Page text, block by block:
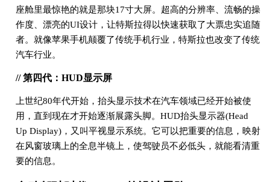
座舱里最惊艳的就是那块17寸大屏。超高的分辨率、流畅的操
作度、漂亮的UI设计，让特斯拉得以快速获取了大票忠实追随
者。就像苹果手机颠覆了传统手机行业，特斯拉也改变了传统
汽车行业。
// 第四代：HUD显示屏
上世纪80年代开始，抬头显示技术在汽车领域已经开始被使
用，直到现在才开始逐渐展露头脚。HUD抬头显示器(Head
Up Display)，又叫平视显示系统。它可以把重要的信息，映射
在风窗玻璃上的全息半镜上，使驾驶员不必低头，就能看清重
要的信息。